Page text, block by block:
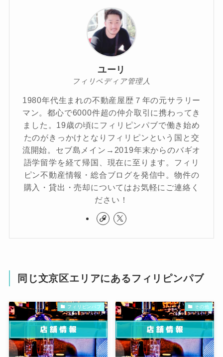
ユーリ
フィリペディア管理人
1980年代生まれの不動産屋歴７年の元サラリー
マン。都心で6000件超の仲介取引に携わってき
ました。19歳の頃にフィリピンパブで働き始め
たのがきっかけとなりフィリピンという国と交
流開始。セブ島メイン→2019年末からのバギオ
語学留学を経て帰国、現在に至ります。フィリ
ピン不動産情報・総合ブログを発信中。物件の
購入・貸出・売却についてはお気軽にご連絡く
ださい！
同じ文京区エリアにあるフィリピンパブ
フィリピンパブ その他